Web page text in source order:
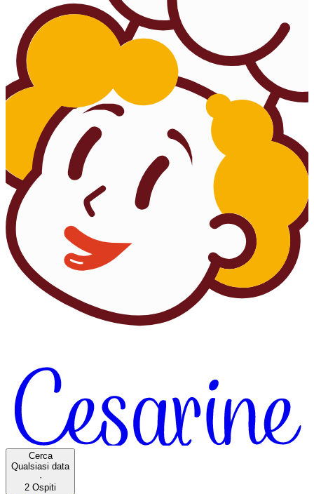
Cerca
Qualsiasi data
·
2 Ospiti